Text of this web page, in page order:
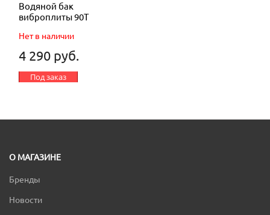
Водяной бак
виброплиты 90T
Нет в наличии
4 290 руб.
Под заказ
О МАГАЗИНЕ
Бренды
Новости